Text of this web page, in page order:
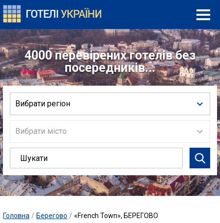
4000 перевірених готелів без
посередників...
Вибрати регіон
Вибрати місто
Головна / Берегово / «French Town», БЕРЕГОВО